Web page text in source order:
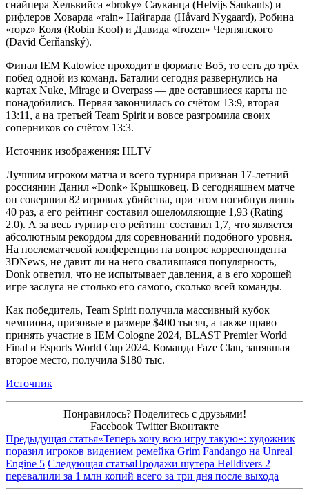
снайпера Хельвийса «broky» Сауканца (Helvijs Saukants) и
рифлеров Ховарда «rain» Найгарда (Håvard Nygaard), Робина
«ropz» Коля (Robin Kool) и Давида «frozen» Чернянского
(David Čerňanský).
Финал IEM Katowice проходит в формате Bo5, то есть до трёх
побед одной из команд. Баталии сегодня развернулись на
картах Nuke, Mirage и Overpass — две оставшиеся карты не
понадобились. Первая закончилась со счётом 13:9, вторая —
13:11, а на третьей Team Spirit и вовсе разгромила своих
соперников со счётом 13:3.
Источник изображения: HLTV
Лучшим игроком матча и всего турнира признан 17-летний
россиянин Данил «Donk» Крышковец. В сегодняшнем матче
он совершил 82 игровых убийства, при этом погибнув лишь
40 раз, а его рейтинг составил ошеломляющие 1,93 (Rating
2.0). А за весь турнир его рейтинг составил 1,7, что является
абсолютным рекордом для соревнований подобного уровня.
На послематчевой конференции на вопрос корреспондента
3DNews, не давит ли на него свалившаяся популярность,
Donk ответил, что не испытывает давления, а в его хорошей
игре заслуга не столько его самого, сколько всей команды.
Как победитель, Team Spirit получила массивный кубок
чемпиона, призовые в размере $400 тысяч, а также право
принять участие в IEM Cologne 2024, BLAST Premier World
Final и Esports World Cup 2024. Команда Faze Clan, занявшая
второе место, получила $180 тыс.
Источник
Понравилось? Поделитесь с друзьями!
Facebook Twitter Вконтакте
Предыдущая статья«Теперь хочу всю игру такую»: художник
поразил игроков видением ремейка Grim Fandango на Unreal
Engine 5 Следующая статьяПродажи шутера Helldivers 2
перевалили за 1 млн копий всего за три дня после выхода